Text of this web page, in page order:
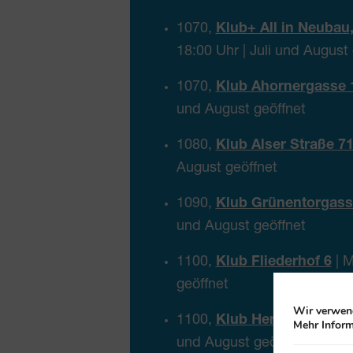
1070, Klub+ All in
18:00 Uhr | Juli und August
1070, Klub Ahornergasse
und August geöffnet
1080, Klub Alser Straße 71
August geöffnet
1090, Klub
und August geöffnet
1100, Klub Fliederhof 6|
geöffnet
1100, Klub Herzgasse 15-
und August geöffnet
Wir
Mehr